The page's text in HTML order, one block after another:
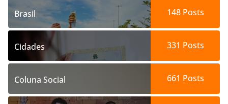
Brasil 148Posts
Cidades 331 Posts
Coluna Social 661 Posts